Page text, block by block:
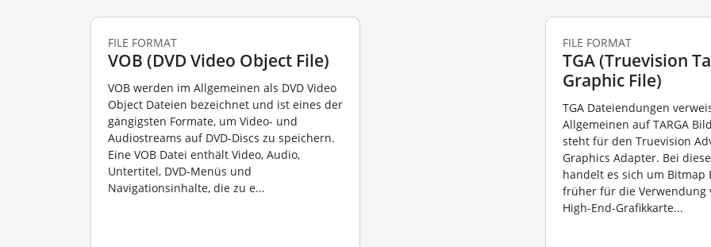
FILE FORMAT
VOB (DVD Video Object File)
VOB werden im Allgemeinen als DVD Video
Object Dateien bezeichnet und ist eines der
gängigsten Formate, um Video- und
Audiostreams auf DVD-Discs zu speichern.
Eine VOB Datei enthält Video, Audio,
Untertitel, DVD-Menüs und
Navigationsinhalte, die zu e...
FILE FORMAT
TGA (Truevision
Graphic File)
TGA Dateiendungen
Allgemeinen auf TARGA
steht für den Truevision
Graphics Adapter. Bei
handelt es sich um Bitmap
früher für die Verwendung
High-End-Grafikkarte...